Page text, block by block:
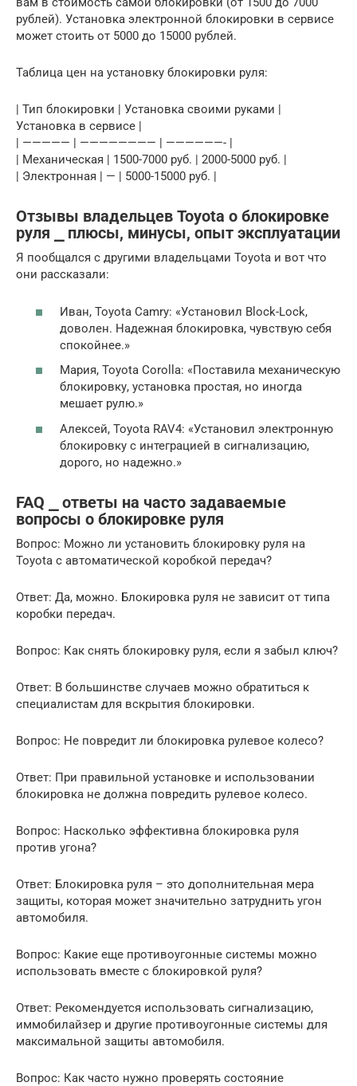
рублей). Установка электронной блокировки в сервисе
может стоить от 5000 до 15000 рублей.
Таблица цен на установку блокировки руля:
| Тип блокировки | Установка своими руками |
Установка в сервисе |
| ————— | ———————— | ——————- |
| Механическая | 1500-7000 руб. | 2000-5000 руб. |
| Электронная | — | 5000-15000 руб. |
Отзывы владельцев Toyota о блокировке
руля ⎯ плюсы, минусы, опыт эксплуатации
Я пообщался с другими владельцами Toyota и вот что
они рассказали:
Иван, Toyota Camry: «Установил Block-Lock,
доволен. Надежная блокировка, чувствую себя
спокойнее.»
Мария, Toyota Corolla: «Поставила механическую
блокировку, установка простая, но иногда
мешает рулю.»
Алексей, Toyota RAV4: «Установил электронную
блокировку с интеграцией в сигнализацию,
дорого, но надежно.»
FAQ ⎯ ответы на часто задаваемые
вопросы о блокировке руля
Вопрос: Можно ли установить блокировку руля на
Toyota с автоматической коробкой передач?
Ответ: Да, можно. Блокировка руля не зависит от типа
коробки передач.
Вопрос: Как снять блокировку руля, если я забыл ключ?
Ответ: В большинстве случаев можно обратиться к
специалистам для вскрытия блокировки.
Вопрос: Не повредит ли блокировка рулевое колесо?
Ответ: При правильной установке и использовании
блокировка не должна повредить рулевое колесо.
Вопрос: Насколько эффективна блокировка руля
против угона?
Ответ: Блокировка руля – это дополнительная мера
защиты, которая может значительно затруднить угон
автомобиля.
Вопрос: Какие еще противоугонные системы можно
использовать вместе с блокировкой руля?
Ответ: Рекомендуется использовать сигнализацию,
иммобилайзер и другие противоугонные системы для
максимальной защиты автомобиля.
Вопрос: Как часто нужно проверять состояние